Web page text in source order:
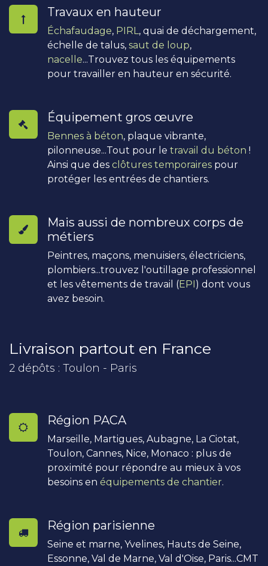
Travaux en hauteur
Échafaudage, PIRL, quai de déchargement,
échelle de talus, saut de loup,
nacelle...Trouvez tous les équipements
pour travailler en hauteur en sécurité.
Équipement gros œuvre
Bennes à béton, plaque vibrante,
pilonneuse...Tout pour le travail du béton !
Ainsi que des clôtures temporaires pour
protéger les entrées de chantiers.
Mais aussi de nombreux corps de
métiers
Peintres, maçons, menuisiers, électriciens,
plombiers...trouvez l'outillage professionnel
et les vêtements de travail (EPI) dont vous
avez besoin.
Livraison partout en France
2 dépôts : Toulon - Paris
Région PACA
Marseille, Martigues, Aubagne, La Ciotat,
Toulon, Cannes, Nice, Monaco : plus de
proximité pour répondre au mieux à vos
besoins en équipements de chantier.
Région parisienne
Seine et marne, Yvelines, Hauts de Seine,
Essonne, Val de Marne, Val d'Oise, Paris...CMT